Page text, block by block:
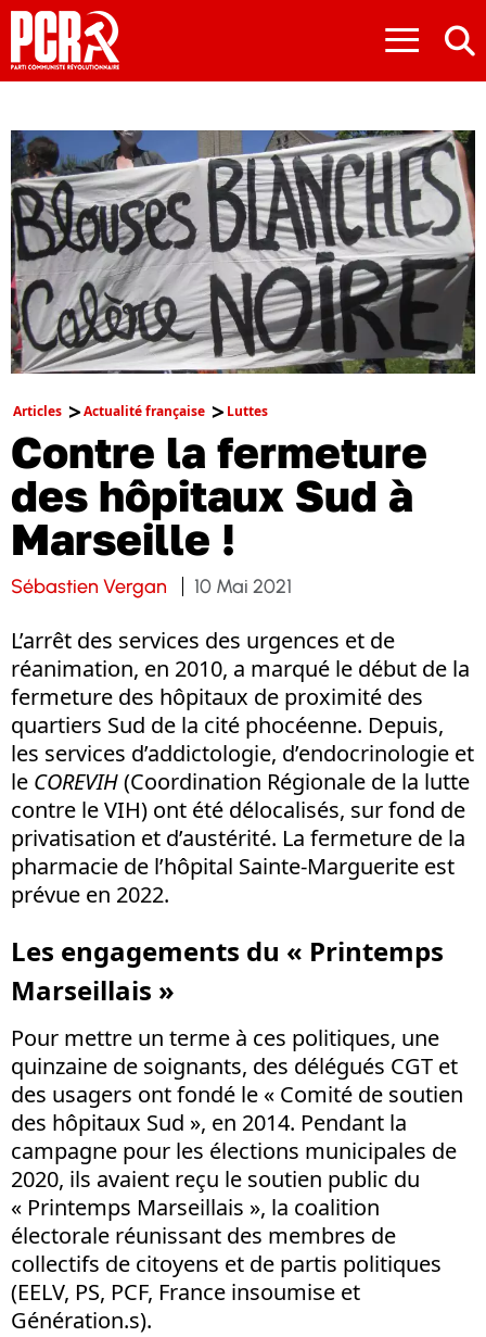
≡
Articles Actualité française Luttes
Contre la fermeture
des hôpitaux Sud à
Marseille !
Sébastien Vergan 10 Mai 2021
L’arrêt des services des urgences et de
réanimation, en 2010, a marqué le début de la
fermeture des hôpitaux de proximité des
quartiers Sud de la cité phocéenne. Depuis,
les services d’addictologie, d’endocrinologie et
le COREVIH(Coordination Régionale de la lutte
contre le VIH) ont été délocalisés, sur fond de
privatisation et d’austérité. La fermeture de la
pharmacie de l’hôpital Sainte-Marguerite est
prévue en 2022.
Les engagements du « Printemps
Marseillais »
Pour mettre un terme à ces politiques, une
quinzaine de soignants, des délégués CGT et
des usagers ont fondé le « Comité de soutien
des hôpitaux Sud », en 2014. Pendant la
campagne pour les élections municipales de
2020, ils avaient reçu le soutien public du
« Printemps Marseillais », la coalition
électorale réunissant des membres de
collectifs de citoyens et de partis politiques
(EELV, PS, PCF, France insoumise et
Génération.s).